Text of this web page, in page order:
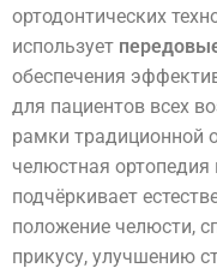
ортодонтических
использует
обеспечения
для пациентов всех
рамки традиционной
челюстная ортопедия
подчёркивает
положение челюсти,
прикусу, улучшению